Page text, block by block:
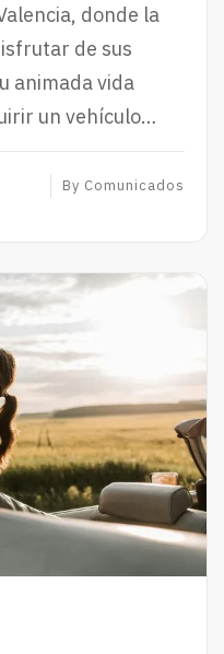
donde la
de sus
animada vida
un vehículo…
By Comunicados